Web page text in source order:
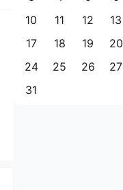
10
11 12 13
17
18 19 20
24
25 26 27
31